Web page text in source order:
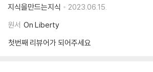
지식을만드는지식
2023.06.15.
원서 On Liberty
첫번째 리뷰어가 되어주세요